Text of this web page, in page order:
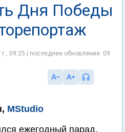
Дня Победы
09:25 | последнее обновление: 09
MStudio
ежегодный парад,